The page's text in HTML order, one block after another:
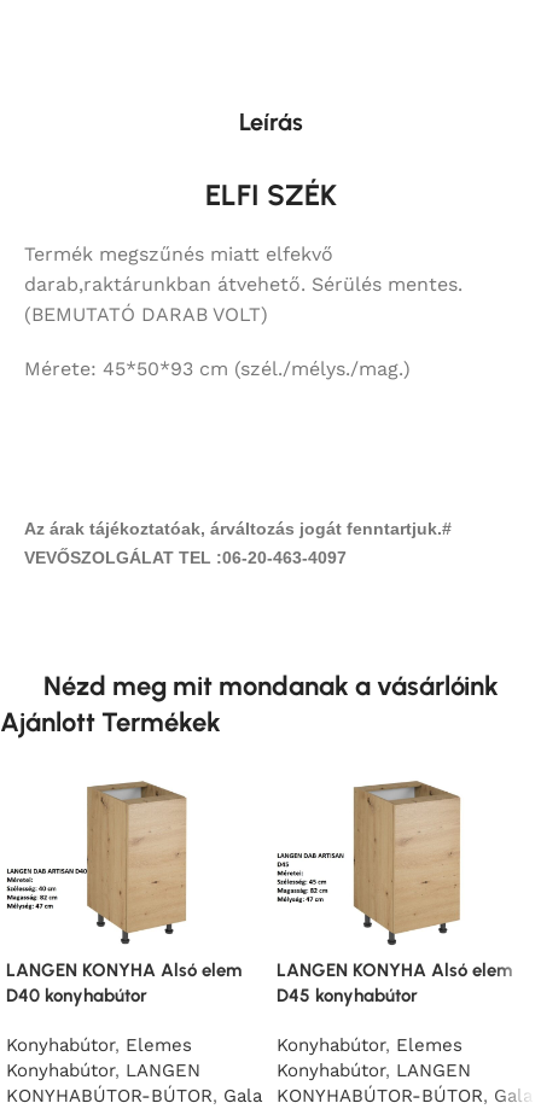
Leírás
ELFI SZÉK
Termék megszűnés miatt elfekvő
darab,raktárunkban átvehető. Sérülés mentes.
(BEMUTATÓ DARAB VOLT)
Mérete: 45*50*93 cm (szél./mélys./mag.)
Az árak tájékoztatóak, árváltozás jogát fenntartjuk.#
VEVŐSZOLGÁLAT TEL :06-20-463-4097
Nézd meg mit mondanak a vásárlóink
Ajánlott Termékek
LANGEN KONYHA Alsó elem
D40 konyhabútor
Konyhabútor, Elemes
Konyhabútor, LANGEN
KONYHABÚTOR-BÚTOR, Gala
LANGEN KONYHA Alsó elem
D45 konyhabútor
Konyhabútor, Elemes
Konyhabútor, LANGEN
KONYHABÚTOR-BÚTOR, Gala